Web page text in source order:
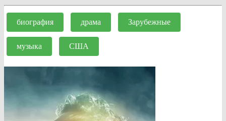
Close
Button
биография драма Зарубежные
музыка США